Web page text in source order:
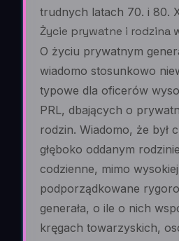
trudnych latach 70. i 80.
Życie prywatne i rodzina
O życiu prywatnym
wiadomo stosunkowo
typowe dla oficerów
PRL, dbających o
rodzin. Wiadomo, że był
głęboko oddanym
codzienne, mimo
podporządkowane
generała, o ile o nich
kręgach towarzyskich,